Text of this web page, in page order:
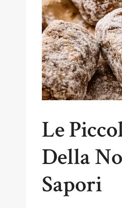
Le
Della
Sapori